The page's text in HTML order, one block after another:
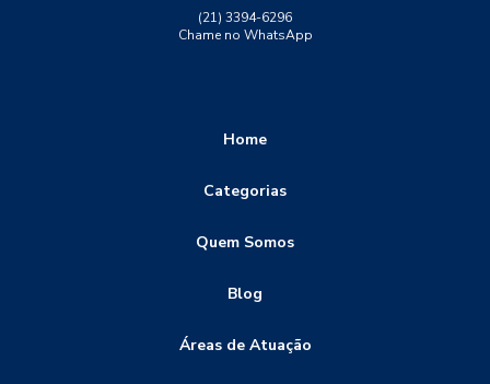
ensaio destrutivo dureza
ensaio lp solda
ensaio visual de soldagem
ensaios destrutivos e não destrutivos
ensaios não destrutivos
(21) 3394-6296
Chame no WhatsApp
Home
Categorias
Quem Somos
Blog
Áreas de Atuação